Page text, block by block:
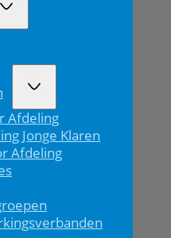
Afdeling
Jonge Klaren
Afdeling